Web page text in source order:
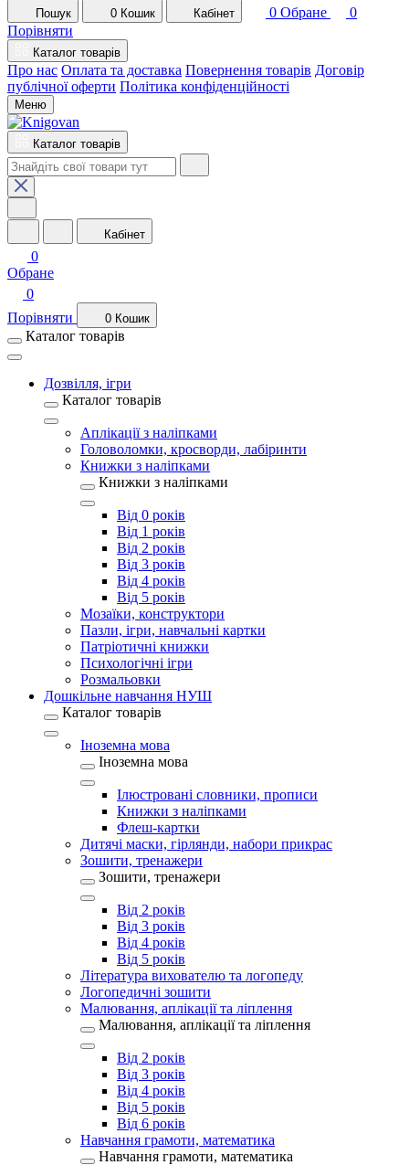
Пошук 0 Кошик Кабінет 0 Обране
0
Порівняти
Каталог товарів
Про нас Оплата та доставка Повернення товарів Договір
публічної оферти Політика конфіденційності
Меню
Каталог товарів
Кабінет
0
Обране
0
Порівняти
0 Кошик
Каталог товарів
Дозвілля, ігри
Каталог товарів
Аплікації з наліпками
Головоломки, кросворди, лабіринти
Книжки з наліпками
Книжки з наліпками
Від 0 років
Від 1 років
Від 2 років
Від 3 років
Від 4 років
Від 5 років
Мозаїки, конструктори
Пазли, ігри, навчальні картки
Патріотичні книжки
Психологічні ігри
Розмальовки
Дошкільне навчання НУШ
Каталог товарів
Іноземна мова
Іноземна мова
Ілюстровані словники, прописи
Книжки з наліпками
Флеш-картки
Дитячі маски, гірлянди, набори прикрас
Зошити, тренажери
Зошити, тренажери
Від 2 років
Від 3 років
Від 4 років
Від 5 років
Література вихователю та логопеду
Логопедичні зошити
Малювання, аплікації та ліплення
Малювання, аплікації та ліплення
Від 2 років
Від 3 років
Від 4 років
Від 5 років
Від 6 років
Навчання грамоти, математика
Навчання грамоти, математика